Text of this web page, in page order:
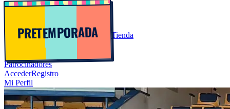
PRETEMPORADA Tienda
Patrocinadores
AccederRegistro
Mi Perfil